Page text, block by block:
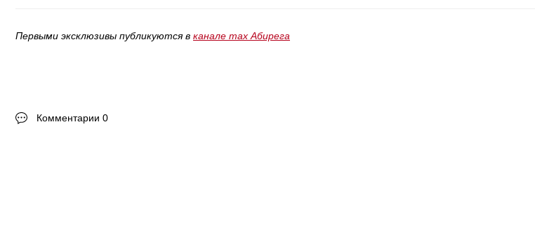
Первыми эксклюзивы публикуются в канале max Абирега
Комментарии 0